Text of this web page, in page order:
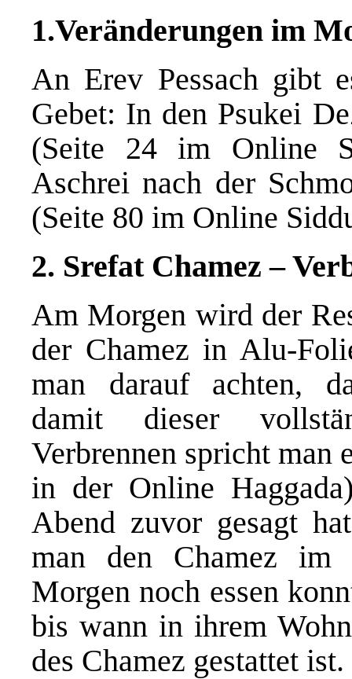
1.Veränderungen im
An Erev Pessach gibt
Gebet: In den Psukei
(Seite 24 im Online
Aschrei nach der
(Seite 80 im Online
2. Srefat Chamez –
Am Morgen wird der
der Chamez in Alu-
man darauf achten,
damit dieser
Verbrennen spricht man
in der Online
Abend zuvor gesagt
man den Chamez im
Morgen noch essen
bis wann in ihrem
des Chamez gestattet ist.